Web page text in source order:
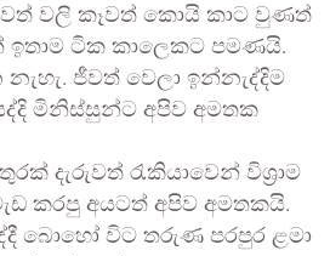
වලි කෑවත් කොයි කාට වුණත්
ටික කාලෙකට පමණයි.
ජීවත් වෙලා ඉන්නැද්දිම
මිනිස්සුන්ට අපිව අමතක
දැරුවත් රැකියාවෙන් විශ්‍රාම
කරපු අයටත් අපිව අමතකයි.
බොහෝ විට තරුණ පරපුර ළමා